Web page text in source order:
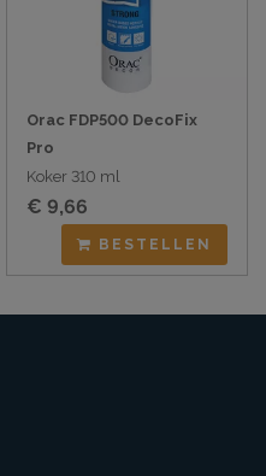
Orac FDP500 DecoFix
Pro
Koker 310 ml
€ 9,66
BESTELLEN